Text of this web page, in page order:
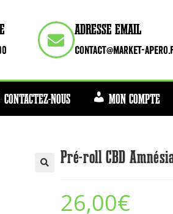
ADRESSE EMAIL
contact@market-
CONTACTEZ-NOUS MON COMPTE
Pré-roll CBD
26,00€